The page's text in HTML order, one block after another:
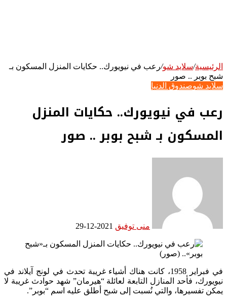
الرئيسية/سلايد شو/رعب في نيويورك.. حكايات المنزل المسكون بـ
شبح بوبر .. صور
سلايد شوصندوق الدنيا
رعب في نيويورك.. حكايات المنزل
المسكون بـ شبح بوبر .. صور
منى توفيق 2021-12-29
في فبراير 1958، كانت هناك أشياء غريبة تحدث في لونج آيلاند في
نيويورك، فأحد المنازل التابعة لعائلة “هيرمان” شهد حوادث غريبة لا
يمكن تفسيرها، والتي نُسبت إلى شبح أطلق عليه اسم “بوبر”.